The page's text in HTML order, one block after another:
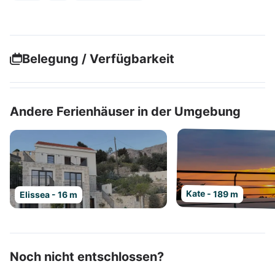
Belegung / Verfügbarkeit
Andere Ferienhäuser in der Umgebung
Elissea - 16 m Kate - 189 m
Noch nicht entschlossen?